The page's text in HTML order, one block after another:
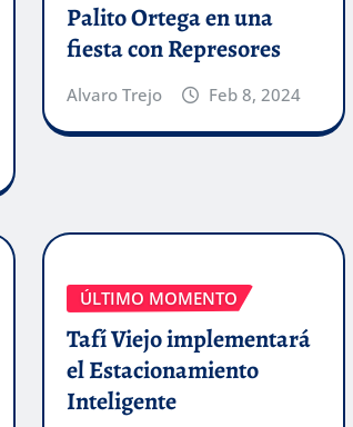
Palito Ortega en una
fiesta con Represores
Alvaro Trejo Feb 8, 2024
ÚLTIMO MOMENTO
Tafí Viejo implementará
el Estacionamiento
Inteligente